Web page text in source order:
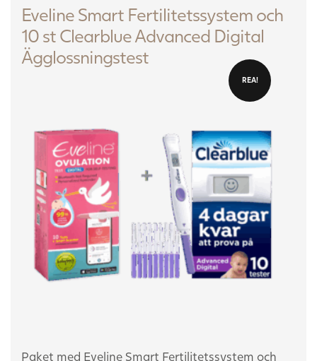
Eveline Smart Fertilitetssystem och
10 st Clearblue Advanced Digital
Ägglossningstest
REA!
Paket med Eveline Smart Fertilitetssystem och